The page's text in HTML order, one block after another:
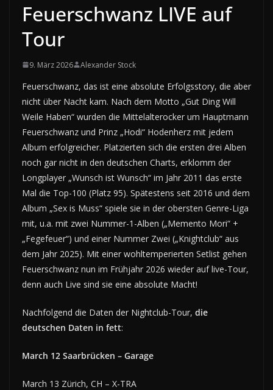
Feuerschwanz LIVE auf
Tour
9. März 2026 Alexander Stock
Feuerschwanz, das ist eine absolute Erfolgsstory, die aber
nicht über Nacht kam. Nach dem Motto „Gut Ding Will
Weile Haben“ wurden die Mittelalterocker um Hauptmann
Feuerschwanz und Prinz „Hodi“ Hodenherz mit jedem
Album erfolgreicher. Platzierten sich die ersten drei Alben
noch gar nicht in den deutschen Charts, erklomm der
Longplayer „Wunsch ist Wunsch“ im Jahr 2011 das erste
Mal die Top-100 (Platz 95). Spätestens seit 2016 und dem
Album „Sex is Muss“ spiele sie in der obersten Genre-Liga
mit, u.a. mit zwei Nummer-1-Alben („Memento Mori“ +
„Fegefeuer“) und einer Nummer Zwei („Knightclub“ aus
dem Jahr 2025). Mit einer wohltemperierten Setlist gehen
Feuerschwanz nun im Frühjahr 2026 wieder auf live-Tour,
denn auch Live sind sie eine absolute Macht!
Nachfolgend die Daten der Nightclub-Tour, die
deutschen Daten in fett:
March 12 Saarbrücken – Garage
March 13 Zürich, CH – X-TRA